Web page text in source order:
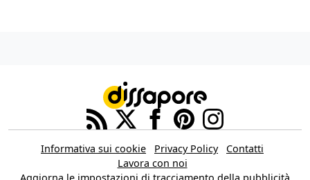
Informativa sui cookie Privacy Policy
Contatti
Lavora con noi
Aggiorna le impostazioni di tracciamento della pubblicità